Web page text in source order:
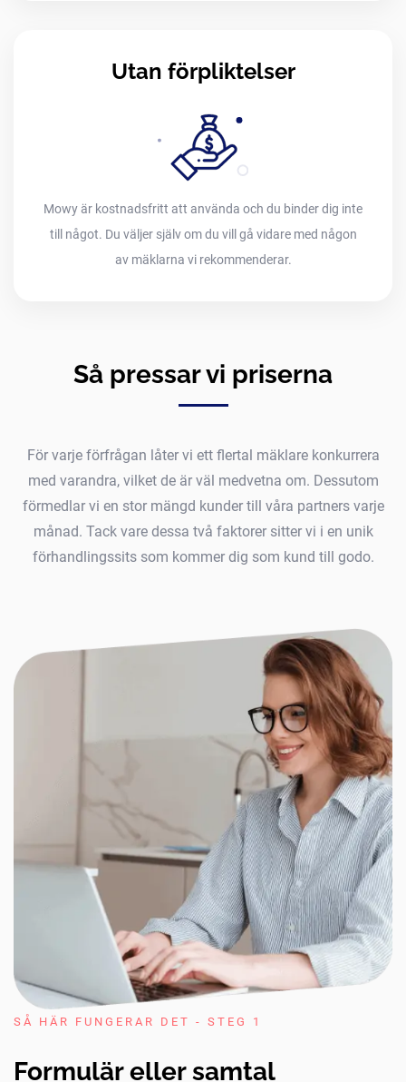
Utan förpliktelser
Mowy är kostnadsfritt att använda och du binder dig inte
till något. Du väljer själv om du vill gå vidare med någon
av mäklarna vi rekommenderar.
Så pressar vi priserna
För varje förfrågan låter vi ett flertal mäklare konkurrera
med varandra, vilket de är väl medvetna om. Dessutom
förmedlar vi en stor mängd kunder till våra partners varje
månad. Tack vare dessa två faktorer sitter vi i en unik
förhandlingssits som kommer dig som kund till godo.
SÅ HÄR FUNGERAR DET - STEG 1
Formulär eller samtal